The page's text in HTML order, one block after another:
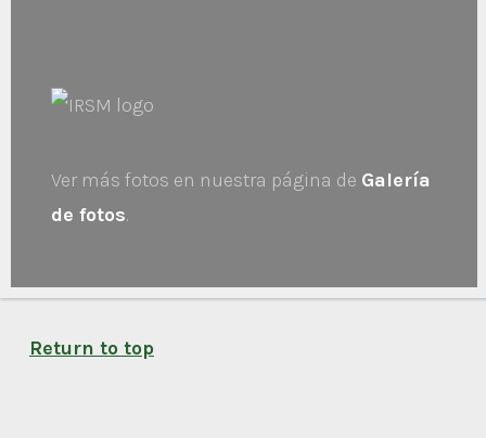
Ver más fotos en nuestra página de Galería
de fotos.
Return to top